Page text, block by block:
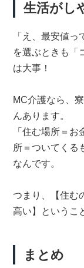
生活がし
「え、最安値
を選ぶときも「
は大事！
MC介護なら、
んあります。
「住む場所＝
所＝ついてくる
なんです。
つまり、【住む
高い】というこ
まとめ